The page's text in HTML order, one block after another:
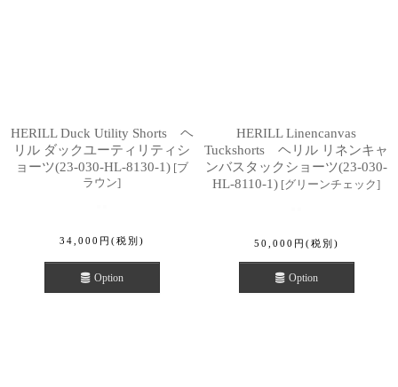
HERILL Duck Utility Shorts ヘ
リル ダックユーティリティシ
ョーツ(23-030-HL-8130-1) [ブ
ラウン]
34,000 円 (税別)
Option
HERILL Linencanvas
Tuckshorts ヘリル リネンキャ
ンバスタックショーツ(23-030-
HL-8110-1) [グリーンチェック]
50,000 円 (税別)
Option